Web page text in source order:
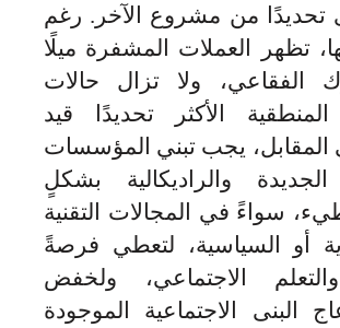
تحديدًا من مشروع الآخر. رغم
تظهر العملات المشفرة ميلًا
الفقاعي، ولا تزال حالات
المنطقية الأكثر تحديدًا قيد
المقابل، يجب تبني المؤسسات
الجديدة والراديكالية بشكلٍ
سواءً في المجالات التقنية
أو السياسية، لتعطي فرصةً
الاجتماعي، ولخفض
البنى الاجتماعية الموجودة